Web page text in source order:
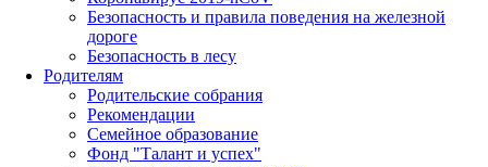
Безопасность и правила поведения на железной
дороге
Безопасность в лесу
Родителям
Родительские собрания
Рекомендации
Семейное образование
Фонд "Талант и успех"